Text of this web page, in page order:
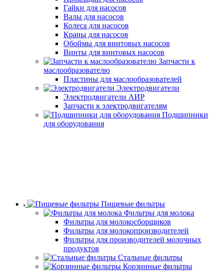
Гайки для насосов
Валы для насосов
Колеса для насосов
Краны для насосов
Обоймы для винтовых насосов
Винты для винтовых насосов
Запчасти к
маслообразователю
Пластины для маслообразователей
Электродвигатели
Электродвигатели АИР
Запчасти к электродвигателям
Подшипники
для оборудования
Пищевые фильтры
Фильтры для молока
Фильтры для молокосборщиков
Фильтры для молокопроизводителей
Фильтры для производителей молочных
продуктов
Стальные фильтры
Корзинные фильтры